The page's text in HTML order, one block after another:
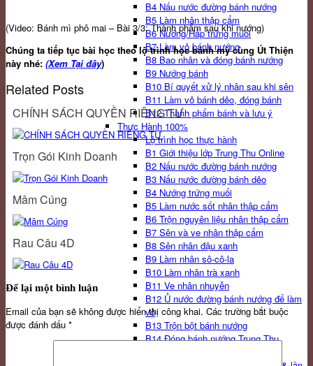
B4 Nấu nước đường bánh nướng
B5 Làm nhân thập cẩm
B6 Nướng/Hấp trứng muối
B7 Làm vỏ bánh nướng
B8 Bao nhân và đóng bánh nướng
B9 Nướng bánh
B10 Bí quyết xử lý nhân sau khi sên
B11 Làm vỏ bánh dẻo, đóng bánh
B12 Thành phẩm bánh và lưu ý
Thực Hành 100%
Lộ trình học thực hành
B1 Giới thiệu lớp Trung Thu Online
B2 Nấu nước đường bánh nướng
B3 Nấu nước đường bánh dẻo
B4 Nướng trứng muối
B5 Làm nước sốt nhân thập cẩm
B6 Trộn nguyên liệu nhân thập cẩm
B7 Sên và ve nhân thập cẩm
B8 Sên nhân đậu xanh
B9 Làm nhân sô-cô-la
B10 Làm nhân trà xanh
B11 Ve nhân nhuyễn
B12 Ủ nước đường bánh nướng để làm
vỏ
B13 Trộn bột bánh nướng
B14 Đóng bánh nướng Trung Thu
(Video: Bánh mì phô mai – Bài 3/3: Thành phẩm sau khi nướng)
Chúng ta tiếp tục bài học theo lộ trình học bánh mỳ cùng Út Thiện
này nhé: (Xem Tại đây)
Related Posts
CHÍNH SÁCH QUYỀN RIÊNG TƯ
Trọn Gói Kinh Doanh
Mâm Cúng
Rau Câu 4D
Để lại một bình luận
Email của bạn sẽ không được hiển thị công khai. Các trường bắt buộc
được đánh dấu *